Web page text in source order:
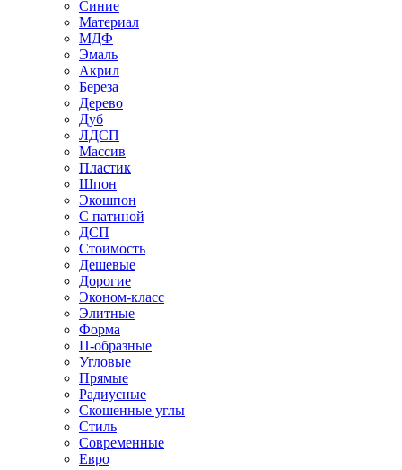
Синие
Материал
МДФ
Эмаль
Акрил
Береза
Дерево
Дуб
ЛДСП
Массив
Пластик
Шпон
Экошпон
С патиной
ДСП
Стоимость
Дешевые
Дорогие
Эконом-класс
Элитные
Форма
П-образные
Угловые
Прямые
Радиусные
Скошенные углы
Стиль
Современные
Евро